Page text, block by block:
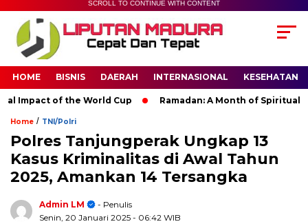
SCROLL TO CONTINUE WITH CONTENT
HOME BISNIS DAERAH INTERNASIONAL KESEHATAN
of the World Cup Ramadan: A Month of Spiritual
Home / TNI/Polri
Polres Tanjungperak Ungkap 13
Kasus Kriminalitas di Awal Tahun
2025, Amankan 14 Tersangka
Admin LM
- Penulis
Senin, 20 Januari 2025 - 06:42 WIB